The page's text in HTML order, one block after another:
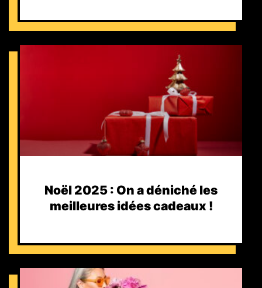
Noël 2025 : On a déniché les
meilleures idées cadeaux !